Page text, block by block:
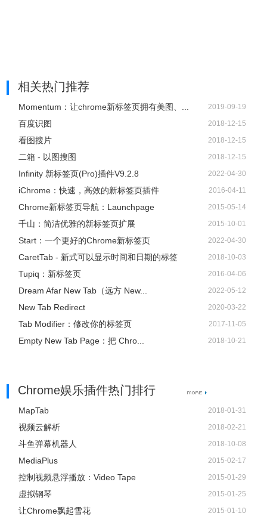
相关热门推荐
Momentum：让chrome新标签页拥有美图、... 2019-09-19
百度识图 2018-12-15
看图搜片 2018-12-15
二箱 - 以图搜图 2018-12-15
Infinity 新标签页(Pro)插件V9.2.8 2022-04-30
iChrome：快速，高效的新标签页插件 2016-04-11
Chrome新标签页导航：Launchpage 2015-05-14
千山：简洁优雅的新标签页扩展 2015-10-01
Start：一个更好的Chrome新标签页 2022-04-30
CaretTab - 新式可以显示时间和日期的标签 2018-10-03
Tupiq：新标签页 2016-04-06
Dream Afar New Tab（远方 New... 2022-05-12
New Tab Redirect 2020-03-22
Tab Modifier：修改你的标签页 2017-11-05
Empty New Tab Page：把 Chro... 2018-10-21
Chrome娱乐插件热门排行
MapTab 2018-01-31
视频云解析 2018-02-21
斗鱼弹幕机器人 2018-10-08
MediaPlus 2015-02-17
控制视频悬浮播放：Video Tape 2015-01-29
虚拟钢琴 2015-01-25
让Chrome飘起雪花 2015-01-10